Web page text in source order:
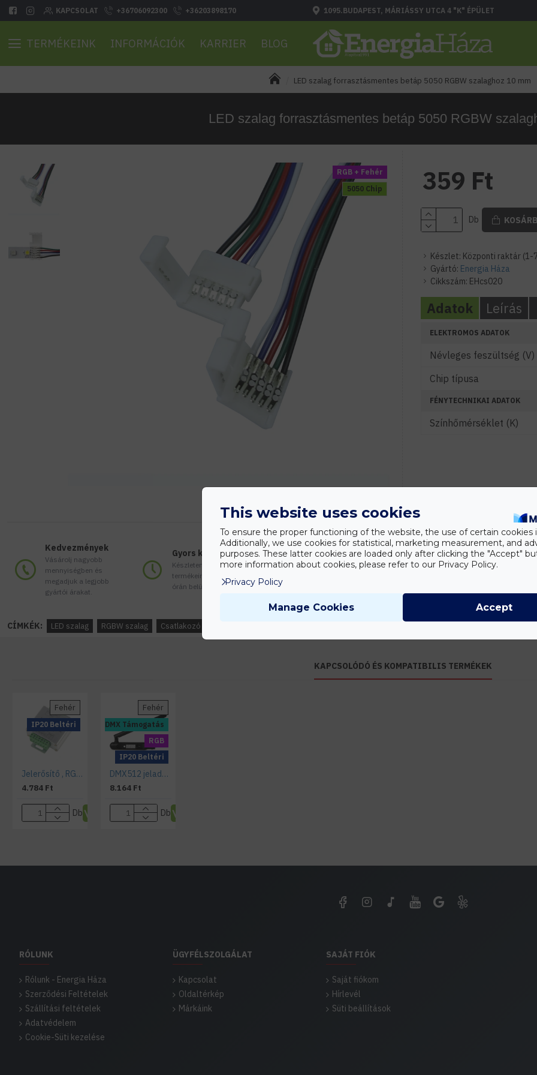
KAPCSOLAT +36706092300 +36203898170 1095.BUDAPEST, MÁRIÁSSY UTCA 4 "K" ÉPÜLET
TERMÉKEINK INFORMÁCIÓK KARRIER BLOG
LED szalag forrasztásmentes betáp 5050 RGBW szalaghoz 10 mm
LED szalag forrasztásmentes betáp 5050 RGBW
5050 Chip
RGB + Fehér
Kedvezmények
Vásárolj nagyobb
mennyiségben és
megadjuk a legjobb
gyártói árakat.
Gyors kiszállítás
Készleten lévő
termékeinket akár 24
órán belül megkaphatod!
Tanácsadás
Írd meg nekünk
elgondolásodat és
Készlet: Központi raktár (1-
Gyártó: Energia Háza
Cikkszám: EHcs020
359 Ft
Db
Adatok Leírás
ELEKTROMOS ADATOK
Névleges feszültség (V)
Chip típusa
FÉNYTECHNIKAI ADATOK
Színhőmérséklet (K)
CÍMKÉK: LED szalag RGBW szalag Csatlakozó
KAPCSOLÓDÓ ÉS KOMPATIBILIS TERMÉKEK
IP20 Beltéri
Fehér
Jelerősítő , RGBW szalagokhoz , 288 Watt , 4x6 Amper
4.784 Ft
Db
RGB
IP20 Beltéri
Fehér
DMX Támogatás
DMX512 jeladó , RGB , RGBW LED eszközökre , Tx , Transmitter
8.164 Ft
Db
RÓLUNK
Rólunk - Energia Háza
Szerződési Feltételek
Szállítási feltételek
Adatvédelem
Cookie-Süti kezelése
ÜGYFÉLSZOLGÁLAT
Kapcsolat
Oldaltérkép
Márkáink
SAJÁT FIÓK
Saját fiókom
Hírlevél
Süti beállítások
This website uses cookies
To ensure the proper functioning of the website, the use of certain cookies
Additionally, we use cookies for statistical, marketing measurement, and
purposes. These latter cookies are loaded only after clicking the "Accept"
more information about cookies, please refer to our Privacy Policy.
Privacy Policy
Manage Cookies Accept